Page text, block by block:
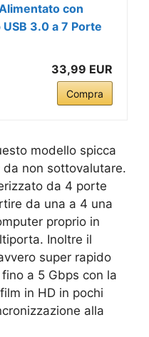
con
3.0 a 7 Porte
33,99 EUR
Compra
modello spicca
non sottovalutare.
da 4 porte
da una a 4 una
proprio in
Inoltre il
super rapido
a 5 Gbps con la
in HD in pochi
alla